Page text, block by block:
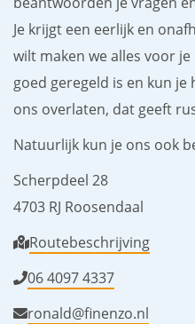
Je krijgt een eerlijk en
wilt maken we alles voor
goed geregeld is en kun
ons overlaten, dat geeft
Natuurlijk kun je ons ook
Scherpdeel 28
4703 RJ Roosendaal
Routebeschrijving
06 4097 4337
ronald@finenzo.nl